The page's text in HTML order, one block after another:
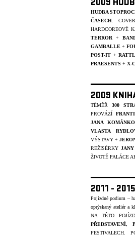
2009
HUDBA
ČASECH .
HARDCOREOVÉ
TERROR +
GAMBALLE +
POST-IT +
PRAESENTS + X-
2009
TÉMĚŘ 300
PROVÁZÍ
JANA
VLASTA
VÝSTAVY +
REŽISÉRKY
ŽIVOTĚ PALÁCE
2011 -
Pojízdné podium –
oprýskaný ateliér a
NA TÉTO
PŘEDSTAVENÍ,
FESTIVALECH.